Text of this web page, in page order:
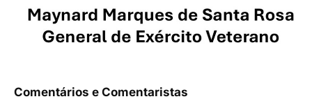
Comentários e Comentaristas